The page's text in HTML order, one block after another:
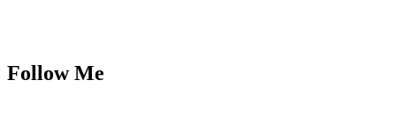
Follow Me